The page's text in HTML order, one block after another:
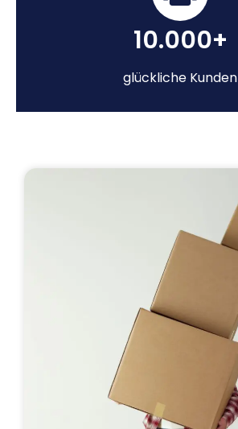
10.000+
glückliche Kunden